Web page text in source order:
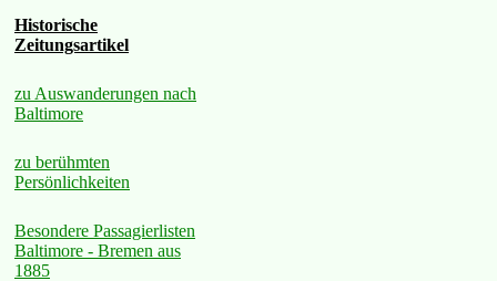
Historische
Zeitungsartikel
zu Auswanderungen nach
Baltimore
zu berühmten
Persönlichkeiten
Besondere Passagierlisten
Baltimore - Bremen aus
1885